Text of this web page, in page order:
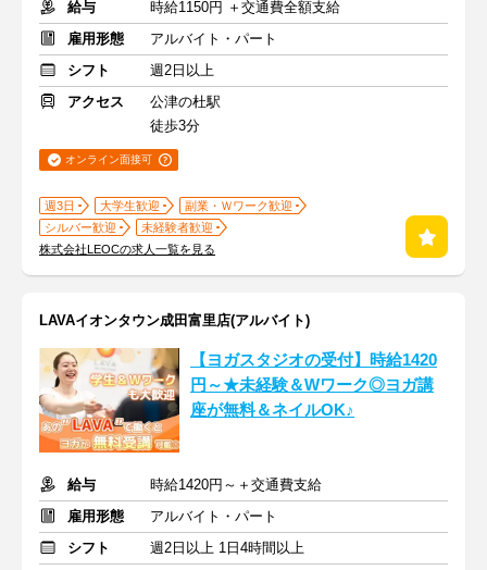
給与
時給1150円 ＋交通費全額支給
雇用形態
アルバイト・パート
シフト
週2日以上
アクセス
公津の杜駅
徒歩3分
オンライン面接可
週3日 大学生歓迎
副業・Ｗワーク歓迎
シルバー歓迎
未経験者歓迎
株式会社LEOCの求人一覧を見る
LAVAイオンタウン成田富里店(アルバイト)
【ヨガスタジオの受付】時給1420
円～★未経験＆Wワーク◎ヨガ講
座が無料＆ネイルOK♪
給与
時給1420円～＋交通費支給
雇用形態
アルバイト・パート
シフト
週2日以上 1日4時間以上